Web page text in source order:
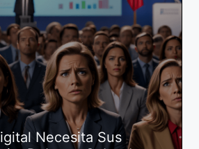
Necesita Sus